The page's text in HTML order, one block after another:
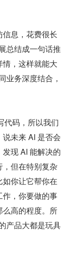
息，花费很长
总结成一句话推
，这样就能大
业务深度结合，
代码，所以我们
未来 AI 是否会
现 AI 能解决的
但在特别复杂
你让它帮你在
，你要做的事
高的程度。所
产品大都是玩具